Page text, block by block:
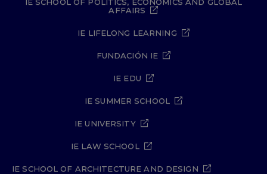
AFFAIRS
IE LIFELONG LEARNING
FUNDACIÓN IE
IE EDU
IE SUMMER SCHOOL
IE UNIVERSITY
IE LAW SCHOOL
IE SCHOOL OF ARCHITECTURE AND DESIGN